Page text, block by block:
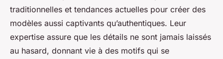
traditionnelles et tendances actuelles pour créer des
modèles aussi captivants qu’authentiques. Leur
expertise assure que les détails ne sont jamais laissés
au hasard, donnant vie à des motifs qui se